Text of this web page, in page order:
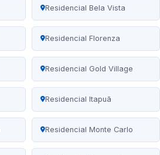
Residencial Bela Vista
Residencial Florenza
Residencial Gold Village
Residencial Itapuã
Residencial Monte Carlo